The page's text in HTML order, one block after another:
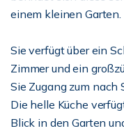
einem kleinen Garten.
Sie verfügt über ein
Zimmer und ein
Sie Zugang zum nach
Die helle Küche
Blick in den Garten